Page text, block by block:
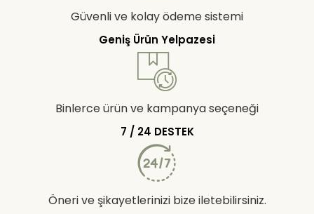
Güvenli ve kolay ödeme sistemi
Geniş Ürün Yelpazesi
Binlerce ürün ve kampanya seçeneği
7 / 24 DESTEK
Öneri ve şikayetlerinizi bize iletebilirsiniz.